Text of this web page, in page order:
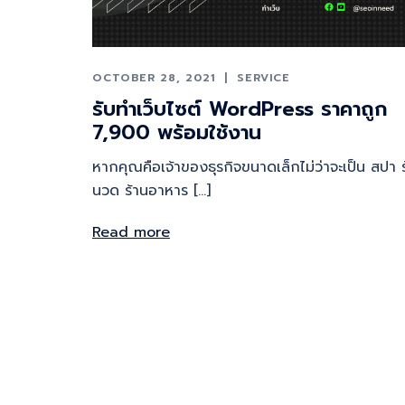
OCTOBER 28, 2021 SERVICE
รับทําเว็บไซต์ WordPress ราคาถูก
7,900 พร้อมใช้งาน
หากคุณคือเจ้าของธุรกิจขนาดเล็กไม่ว่าจะเป็น สปา
นวด ร้านอาหาร […]
Read more